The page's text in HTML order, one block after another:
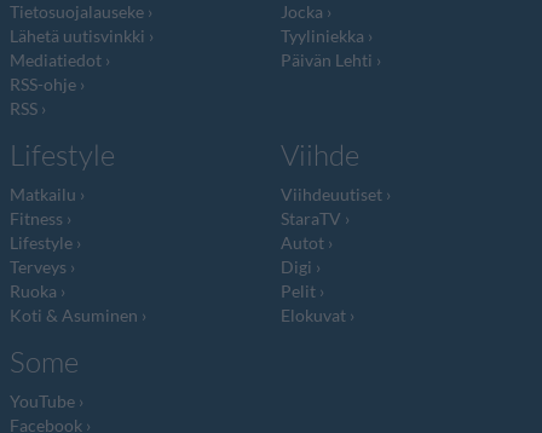
Tietosuojalauseke
Lähetä uutisvinkki
Mediatiedot
RSS-ohje
RSS
Jocka
Tyyliniekka
Päivän Lehti
Lifestyle
Matkailu
Fitness
Lifestyle
Terveys
Ruoka
Koti & Asuminen
Viihde
Viihdeuutiset
StaraTV
Autot
Digi
Pelit
Elokuvat
Some
YouTube
Facebook